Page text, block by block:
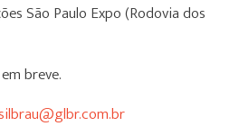
São Paulo Expo (Rodovia dos
breve.